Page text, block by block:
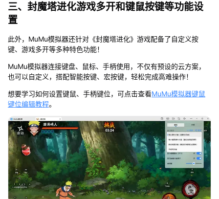
三、封魔塔进化游戏多开和键鼠按键等功能设
置
此外，MuMu模拟器还针对《封魔塔进化》游戏配备了自定义按
键、游戏多开等多种特色功能！
MuMu模拟器连接键盘、鼠标、手柄使用，不仅有预设的云方案，
也可以自定义，搭配智能按键、宏按键，轻松完成高难操作！
想要学习如何设置键鼠、手柄键位，可点击查看MuMu模拟器键鼠
键位编辑教程。